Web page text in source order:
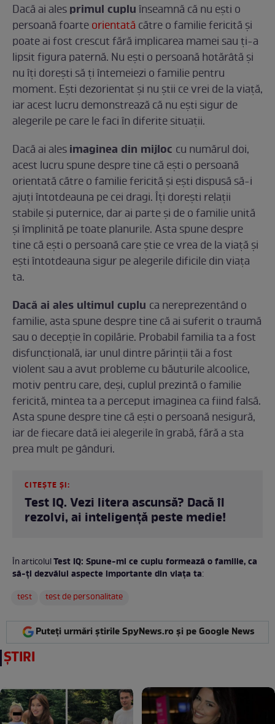
Dacă ai alesprimul cupluînseamnă că nu ești o
persoană foarteorientată către o familie fericită și
poate ai fost crescut fără implicarea mamei sau ți-a
lipsit figura paternă. Nu ești o persoană hotărâtă și
nu îți dorești să ți întemeiezi o familie pentru
moment. Ești dezorientat și nu știi ce vrei de la viață,
iar acest lucru demonstrează că nu ești sigur de
alegerile pe care le faci în diferite situații.
Dacă ai alesimaginea din mijloc cu numărul doi,
acest lucru spune despre tine că ești o persoană
orientată către o familie fericită și ești dispusă să-i
ajuți întotdeauna pe cei dragi. Îți dorești relații
stabile și puternice, dar ai parte și de o familie unită
și împlinită pe toate planurile. Asta spune despre
tine că ești o persoană care știe ce vrea de la viață și
ești întotdeauna sigur pe alegerile dificile din viața
ta.
Dacă ai ales ultimul cuplu ca nereprezentând o
familie, asta spune despre tine că ai suferit o traumă
sau o decepție în copilărie. Probabil familia ta a fost
disfuncțională, iar unul dintre părinții tăi a fost
violent sau a avut probleme cu băuturile alcoolice,
motiv pentru care, deși, cuplul prezintă o familie
fericită, mintea ta a perceput imaginea ca fiind falsă.
Asta spune despre tine că ești o persoană nesigură,
iar de fiecare dată iei alegerile în grabă, fără a sta
prea mult pe gânduri.
CITEȘTE ȘI:
Test IQ. Vezi litera ascunsă? Dacă îl
rezolvi, ai inteligență peste medie!
În articolulTest IQ: Spune-mi ce cuplu formează o familie, ca
să-ți dezvălui aspecte importante din viața ta:
test
test de personalitate
Puteți urmări știrile SpyNews.ro și pe Google News
ȘTIRI